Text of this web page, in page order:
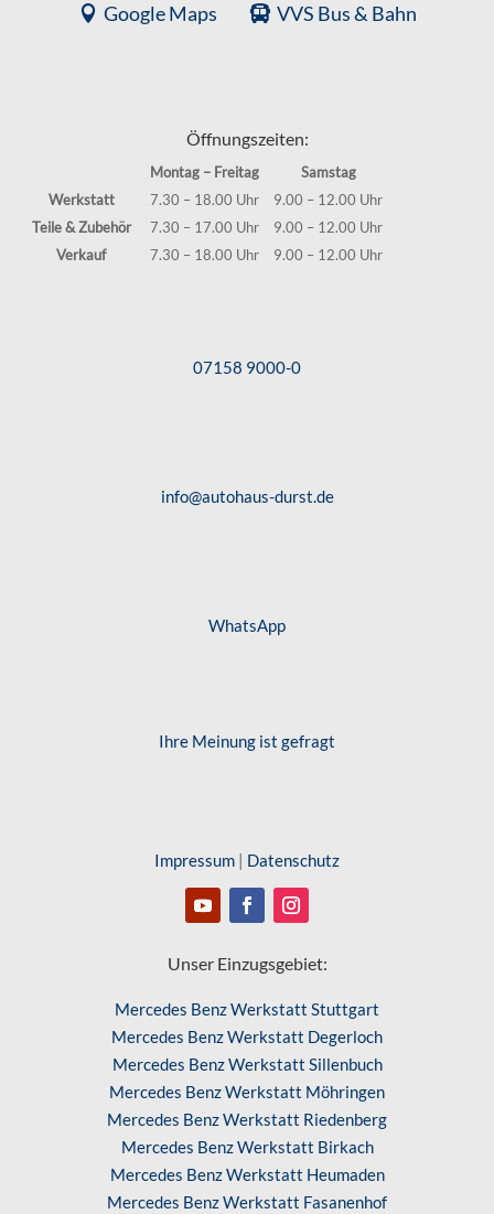
Google Maps VVS Bus & Bahn
Öffnungszeiten:
Montag – Freitag
Samstag
Werkstatt
7.30 – 18.00 Uhr
9.00 – 12.00 Uhr
Teile & Zubehör
7.30 – 17.00 Uhr
9.00 – 12.00 Uhr
Verkauf
7.30 – 18.00 Uhr 9.00 – 12.00 Uhr
07158 9000-0
info@autohaus-durst.de
WhatsApp
Ihre Meinung ist gefragt
Impressum | Datenschutz
Unser Einzugsgebiet:
Mercedes Benz Werkstatt Stuttgart
Mercedes Benz Werkstatt Degerloch
Mercedes Benz Werkstatt Sillenbuch
Mercedes Benz Werkstatt Möhringen
Mercedes Benz Werkstatt Riedenberg
Mercedes Benz Werkstatt Birkach
Mercedes Benz Werkstatt Heumaden
Mercedes Benz Werkstatt Fasanenhof